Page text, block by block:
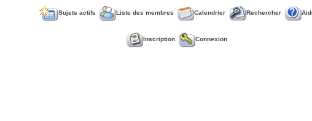
Sujets actifs Liste des membres Calendrier Rechercher
Inscription Connexion